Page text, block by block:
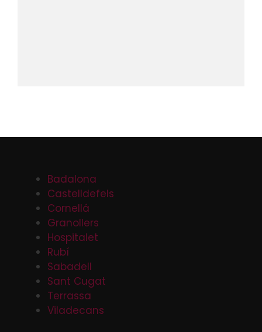
Badalona
Castelldefels
Cornellá
Granollers
Hospitalet
Rubí
Sabadell
Sant Cugat
Terrassa
Viladecans